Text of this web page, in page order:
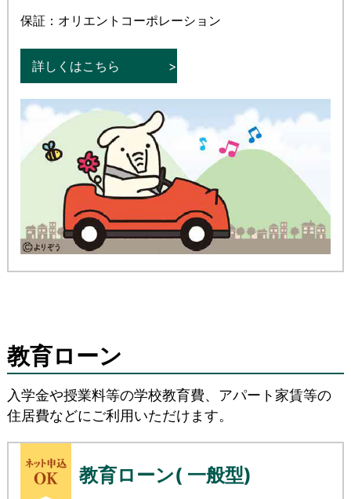
保証：オリエントコーポレーション
詳しくはこちら
教育ローン
入学金や授業料等の学校教育費、アパート家賃等の
住居費などにご利用いただけます。
教育ローン( 一般型)